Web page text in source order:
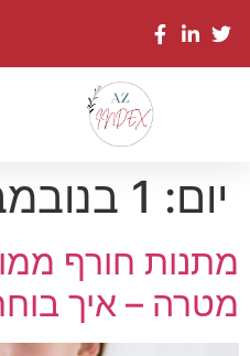
יום: 1 בנובמבר 2023
מתנות חורף
מטרה – איך